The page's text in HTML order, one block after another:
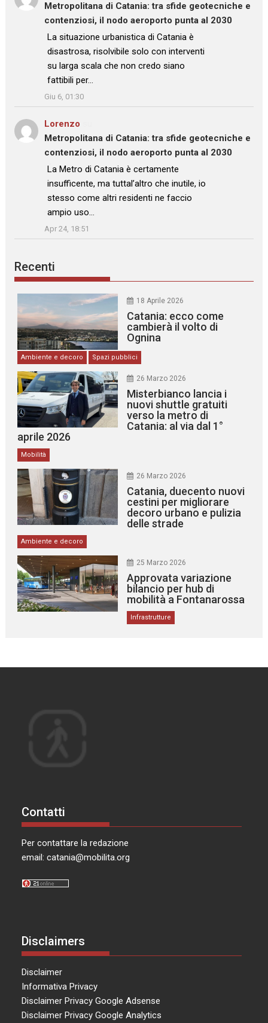
Metropolitana di Catania: tra sfide geotecniche e
contenziosi, il nodo aeroporto punta al 2030
: “La situazione urbanistica di Catania è
disastrosa, risolvibile solo con interventi
su larga scala che non credo siano
fattibili per…
Giu 6, 01:30
Lorenzo
Metropolitana di Catania: tra sfide geotecniche e
contenziosi, il nodo aeroporto punta al 2030
: “La Metro di Catania è certamente
insufficente, ma tuttal’altro che inutile, io
stesso come altri residenti ne faccio
ampio uso…
”
Apr 24, 18:51
Recenti
18 Aprile 2026
Catania: ecco come
cambierà il volto di
Ognina
Ambiente e decoro Spazi pubblici
26 Marzo 2026
Misterbianco lancia i
nuovi shuttle gratuiti
verso la metro di
Catania: al via dal 1°
aprile 2026
Mobilità
26 Marzo 2026
Catania, duecento nuovi
cestini per migliorare
decoro urbano e pulizia
delle strade
Ambiente e decoro
25 Marzo 2026
Approvata variazione
bilancio per hub di
mobilità a Fontanarossa
Infrastrutture
Contatti
Per contattare la redazione
email:catania@mobilita.org
Disclaimers
Disclaimer
Informativa Privacy
Disclaimer Privacy Google Adsense
Disclaimer Privacy Google Analytics